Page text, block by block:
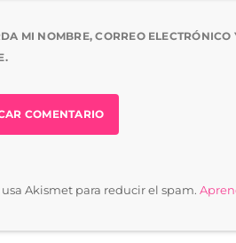
MI NOMBRE, CORREO
usa Akismet para reducir el spam.